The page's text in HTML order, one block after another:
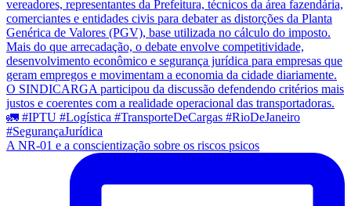
A NR-01 e a conscientização sobre os riscos psicos